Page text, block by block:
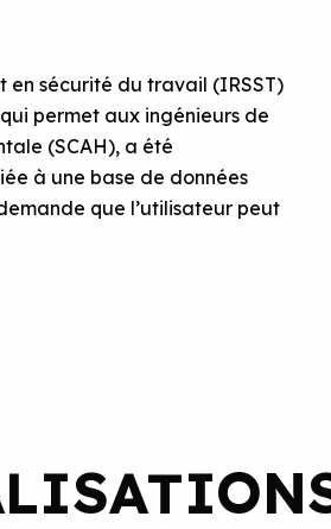
sécurité du travail (IRSST)
permet aux ingénieurs de
(SCAH), a été
à une base de données
que l’utilisateur peut